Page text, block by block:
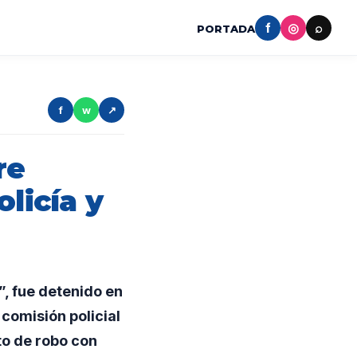
PORTADA f ◎ ⌕
f w ↗
y
fue detenido en
policial
de robo con